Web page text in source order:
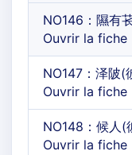
NO146：隰有
Ouvrir la fiche
NO147：泽陂(
Ouvrir la fiche
NO148：候人(
Ouvrir la fiche